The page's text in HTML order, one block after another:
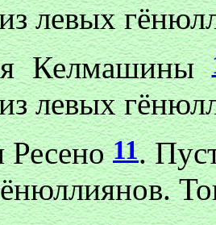
левых
Келмашины
левых
Ресено11.